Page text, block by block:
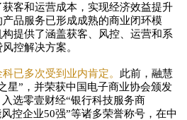
客和运营成本，实现经济效益提升
品服务已形成成熟的商业闭环模
提供了涵盖获客、风控、运营和系
控解决方案。
已多次受到业内肯定。 此前，融慧
星”，并荣获中国电子商业协会颁发
选零壹财经“银行科技服务商
控企业50强”等诸多荣誉称号，在中